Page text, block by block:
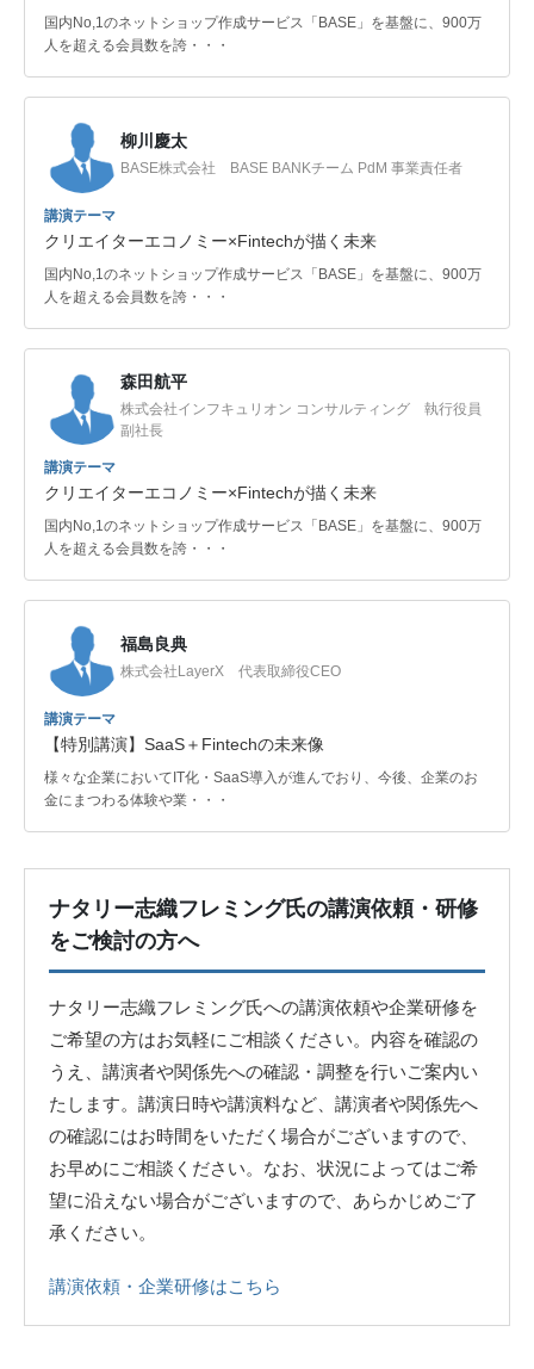
国内No,1のネットショップ作成サービス「BASE」を基盤に、900万
人を超える会員数を誇・・・
柳川慶太
BASE株式会社 BASE BANKチーム PdM 事業責任者
講演テーマ
クリエイターエコノミー×Fintechが描く未来
国内No,1のネットショップ作成サービス「BASE」を基盤に、900万
人を超える会員数を誇・・・
森田航平
株式会社インフキュリオン コンサルティング 執行役員
副社長
講演テーマ
クリエイターエコノミー×Fintechが描く未来
国内No,1のネットショップ作成サービス「BASE」を基盤に、900万
人を超える会員数を誇・・・
福島良典
株式会社LayerX 代表取締役CEO
講演テーマ
【特別講演】SaaS＋Fintechの未来像
様々な企業においてIT化・SaaS導入が進んでおり、今後、企業のお
金にまつわる体験や業・・・
ナタリー志織フレミング氏の講演依頼・研修
をご検討の方へ
ナタリー志織フレミング氏への講演依頼や企業研修を
ご希望の方はお気軽にご相談ください。内容を確認の
うえ、講演者や関係先への確認・調整を行いご案内い
たします。講演日時や講演料など、講演者や関係先へ
の確認にはお時間をいただく場合がございますので、
お早めにご相談ください。なお、状況によってはご希
望に沿えない場合がございますので、あらかじめご了
承ください。
講演依頼・企業研修はこちら